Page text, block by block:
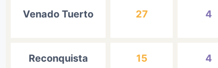
Venado Tuerto 27 4
Reconquista 15 4